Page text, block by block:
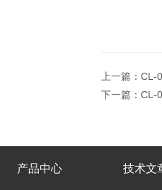
上一篇： CL-
下一篇： CL-
产品中心 技术文